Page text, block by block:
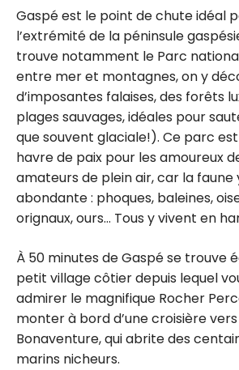
Carnet de
bonnes
adresses à
Gaspé en
Gaspésie
Gaspé est le point de chute idéal
l’extrémité de la péninsule
trouve notamment le Parc
entre mer et montagnes, on y
d’imposantes falaises, des forêts
plages sauvages, idéales pour
que souvent glaciale!). Ce parc
havre de paix pour les amoureux
amateurs de plein air, car la faune
abondante : phoques, baleines,
orignaux, ours… Tous y vivent en
À 50 minutes de Gaspé se trouve
petit village côtier depuis lequel
admirer le magnifique Rocher
monter à bord d’une croisière vers
Bonaventure, qui abrite des
marins nicheurs.